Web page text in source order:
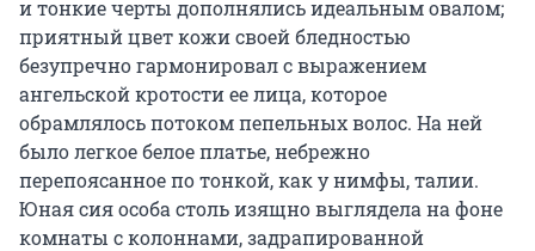
и тонкие черты дополнялись идеальным овалом;
приятный цвет кожи своей бледностью
безупречно гармонировал с выражением
ангельской кротости ее лица, которое
обрамлялось потоком пепельных волос. На ней
было легкое белое платье, небрежно
перепоясанное по тонкой, как у нимфы, талии.
Юная сия особа столь изящно выглядела на фоне
комнаты с колоннами, задрапированной